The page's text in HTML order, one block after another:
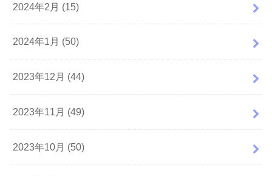
2024年2月 (15)
2024年1月 (50)
2023年12月 (44)
2023年11月 (49)
2023年10月 (50)